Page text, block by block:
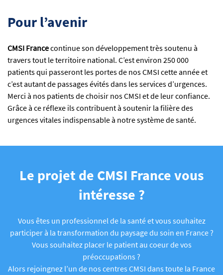
Pour l’avenir
CMSI Francecontinue son développement très soutenu à
travers tout le territoire national. C’est environ 250 000
patients qui passeront les portes de nos CMSI cette année et
c’est autant de passages évités dans les services d’urgences.
Merci à nos patients de choisir nos CMSI et de leur confiance.
Grâce à ce réflexe ils contribuent à soutenir la filière des
urgences vitales indispensable à notre système de santé.
Le projet de CMSI France vous
intéresse ?
Vous êtes un professionnel de la santé et vous souhaitez
participer à la transformation du paysage du soin en France ?
Vous souhaitez placer le patient au coeur de vos
préoccupations ?
Alors rejoingnez l’un de nos centres CMSI dans toute la France